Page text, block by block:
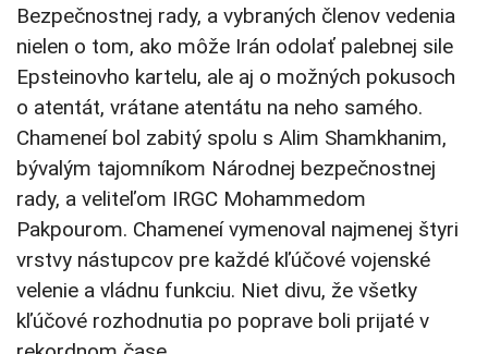
Bezpečnostnej rady, a vybraných členov vedenia
nielen o tom, ako môže Irán odolať palebnej sile
Epsteinovho kartelu, ale aj o možných pokusoch
o atentát, vrátane atentátu na neho samého.
Chameneí bol zabitý spolu s Alim Shamkhanim,
bývalým tajomníkom Národnej bezpečnostnej
rady, a veliteľom IRGC Mohammedom
Pakpourom. Chameneí vymenoval najmenej štyri
vrstvy nástupcov pre každé kľúčové vojenské
velenie a vládnu funkciu. Niet divu, že všetky
kľúčové rozhodnutia po poprave boli prijaté v